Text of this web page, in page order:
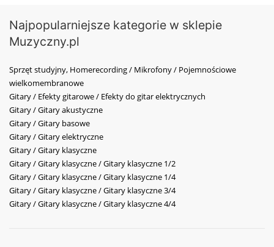
Najpopularniejsze kategorie w sklepie
Muzyczny.pl
Sprzęt studyjny, Homerecording / Mikrofony / Pojemnościowe
wielkomembranowe
Gitary / Efekty gitarowe / Efekty do gitar elektrycznych
Gitary / Gitary akustyczne
Gitary / Gitary basowe
Gitary / Gitary elektryczne
Gitary / Gitary klasyczne
Gitary / Gitary klasyczne / Gitary klasyczne 1/2
Gitary / Gitary klasyczne / Gitary klasyczne 1/4
Gitary / Gitary klasyczne / Gitary klasyczne 3/4
Gitary / Gitary klasyczne / Gitary klasyczne 4/4